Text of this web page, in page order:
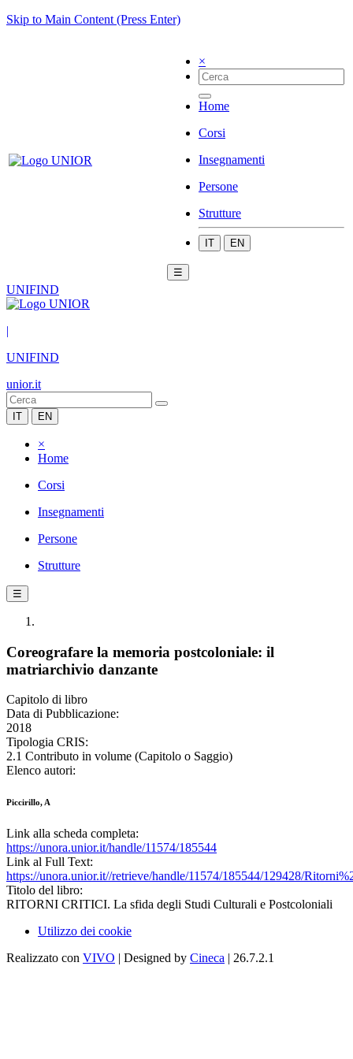
Skip to Main Content (Press Enter)
×
Home
Corsi
Insegnamenti
Persone
Strutture
IT EN
☰
UNIFIND
|
UNIFIND
unior.it
IT EN
×
Home
Corsi
Insegnamenti
Persone
Strutture
☰
Coreografare la memoria postcoloniale: il
matriarchivio danzante
Capitolo di libro
Data di Pubblicazione:
2018
Tipologia CRIS:
2.1 Contributo in volume (Capitolo o Saggio)
Elenco autori:
Piccirillo, A
Link alla scheda completa:
https://unora.unior.it/handle/11574/185544
Link al Full Text:
https://unora.unior.it//retrieve/handle/11574/185544/129428/
Titolo del libro:
RITORNI CRITICI. La sfida degli Studi Culturali e Postcoloniali
Utilizzo dei cookie
Realizzato con VIVO | Designed by Cineca | 26.7.2.1